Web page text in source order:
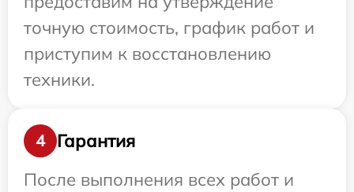
точную стоимость, график работ и
приступим к восстановлению
техники.
4
Гарантия
После выполнения всех работ и